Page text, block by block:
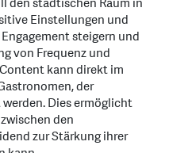
den städtischen Raum in
Einstellungen und
steigern und
von Frequenz und
kann direkt im
der
Dies ermöglicht
den
zur Stärkung ihrer